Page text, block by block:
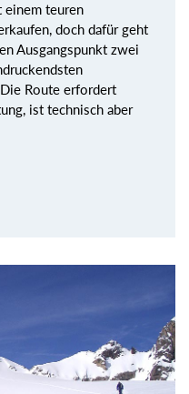
einem teuren
doch dafür geht
Ausgangspunkt zwei
Route erfordert
ist technisch aber